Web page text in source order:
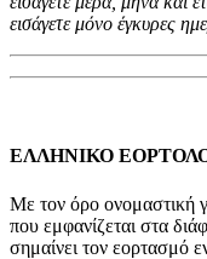
εισάγετε μόνο έγκυρες
ΕΛΛΗΝΙΚΟ
Με τον όρο ονομαστική
που εμφανίζεται στα
σημαίνει τον εορτασμό